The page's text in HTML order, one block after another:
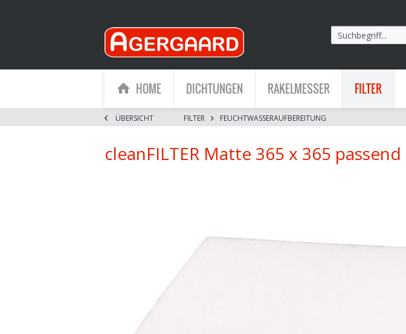
HOME DICHTUNGEN RAKELMESSER FILTER
ÜBERSICHT FILTER FEUCHTWASSERAUFBEREITUNG
cleanFILTER Matte 365 x 365